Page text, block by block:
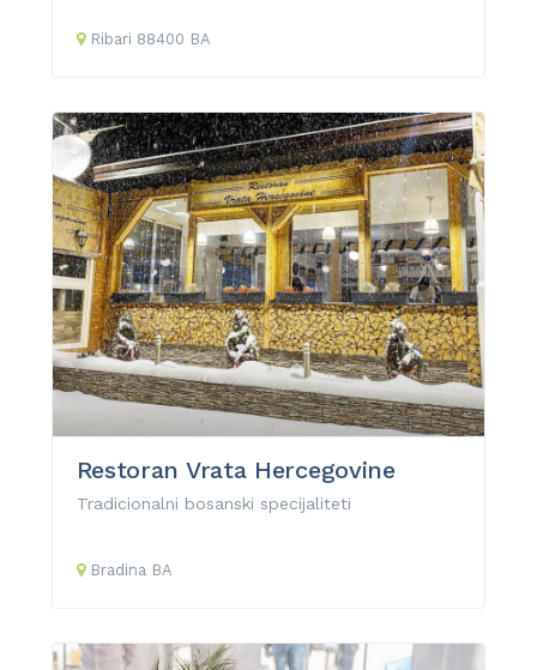
Ribari 88400 BA
Restoran Vrata Hercegovine
Tradicionalni bosanski specijaliteti
Bradina BA